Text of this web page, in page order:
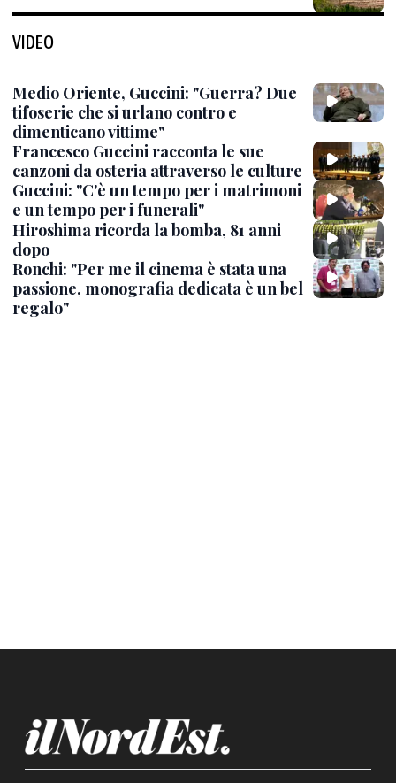
VIDEO
Medio Oriente, Guccini: "Guerra? Due
tifoserie che si urlano contro e
dimenticano vittime"
Francesco Guccini racconta le sue
canzoni da osteria attraverso le culture
Guccini: "C'è un tempo per i matrimoni
e un tempo per i funerali"
Hiroshima ricorda la bomba, 81 anni
dopo
Ronchi: "Per me il cinema è stata una
passione, monografia dedicata è un bel
regalo"